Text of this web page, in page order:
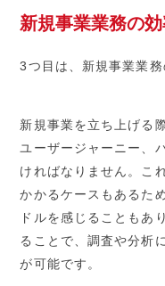
新規事業業務の
3つ目は、新規事業業務
新規事業を立ち上げる
ユーザージャーニー、
ければなりません。こ
かかるケースもあるた
ドルを感じることもあ
ることで、調査や分析
が可能です。